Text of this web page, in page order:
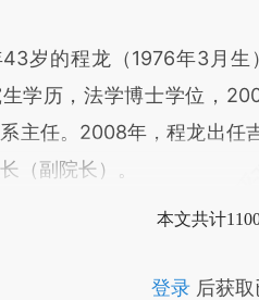
的程龙（1976年3月生
学历，法学博士学位，
主任。2008年，程龙出任
（副院长）。
本文共计
登录后获取